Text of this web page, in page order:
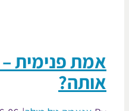
נשים, אמצע
פנימית – איך